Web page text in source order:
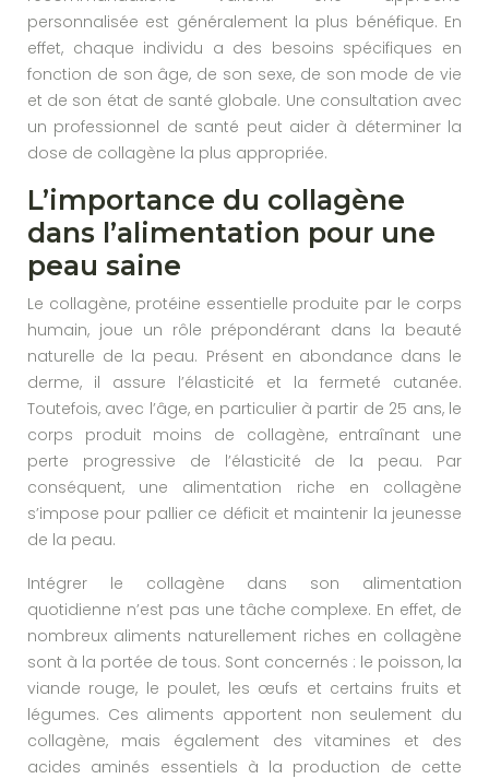
personnalisée est généralement la plus bénéfique. En
effet, chaque individu a des besoins spécifiques en
fonction de son âge, de son sexe, de son mode de vie
et de son état de santé globale. Une consultation avec
un professionnel de santé peut aider à déterminer la
dose de collagène la plus appropriée.
L’importance du collagène
dans l’alimentation pour une
peau saine
Le collagène, protéine essentielle produite par le corps
humain, joue un rôle prépondérant dans la beauté
naturelle de la peau. Présent en abondance dans le
derme, il assure l’élasticité et la fermeté cutanée.
Toutefois, avec l’âge, en particulier à partir de 25 ans, le
corps produit moins de collagène, entraînant une
perte progressive de l’élasticité de la peau. Par
conséquent, une alimentation riche en collagène
s’impose pour pallier ce déficit et maintenir la jeunesse
de la peau.
Intégrer le collagène dans son alimentation
quotidienne n’est pas une tâche complexe. En effet, de
nombreux aliments naturellement riches en collagène
sont à la portée de tous. Sont concernés : le poisson, la
viande rouge, le poulet, les œufs et certains fruits et
légumes. Ces aliments apportent non seulement du
collagène, mais également des vitamines et des
acides aminés essentiels à la production de cette